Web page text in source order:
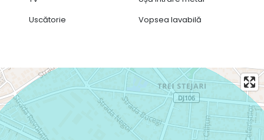
Uscătorie
Vopsea lavabilă